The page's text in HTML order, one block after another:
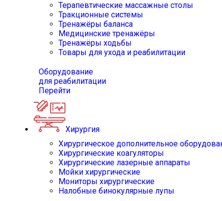
Терапевтические массажные столы
Тракционные системы
Тренажёры баланса
Медицинские тренажёры
Тренажёры ходьбы
Товары для ухода и реабилитации
Оборудование
для реабилитации
Перейти
Хирургия
Хирургическое дополнительное
Хирургические коагуляторы
Хирургические лазерные аппараты
Мойки хирургические
Мониторы хирургические
Налобные бинокулярные лупы